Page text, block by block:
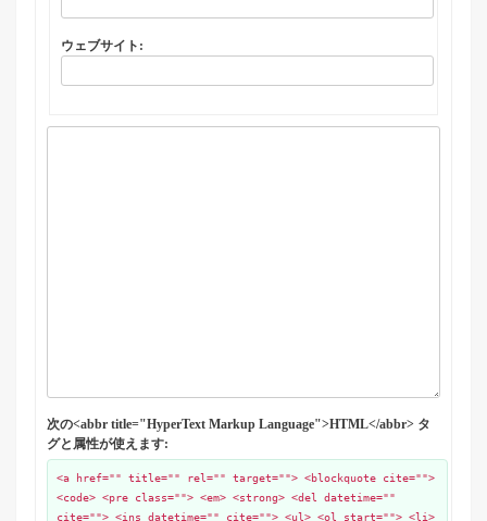
ウェブサイト:
次の<abbr title="HyperText Markup Language">HTML</abbr> タ
グと属性が使えます:
<a href="" title="" rel="" target=""> <blockquote cite="">
<code> <pre class=""> <em> <strong> <del datetime=""
cite=""> <ins datetime="" cite=""> <ul> <ol start=""> <li>